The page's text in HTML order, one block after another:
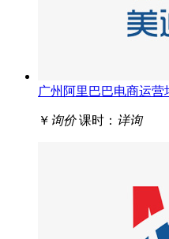
广州阿里巴巴电商运营
￥ 询价 课时： 详询